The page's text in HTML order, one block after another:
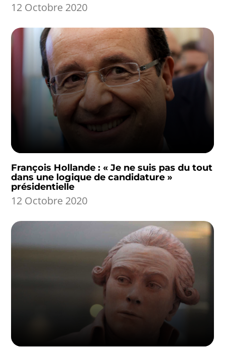
12 Octobre 2020
François Hollande : « Je ne suis pas du tout
dans une logique de candidature »
présidentielle
12 Octobre 2020